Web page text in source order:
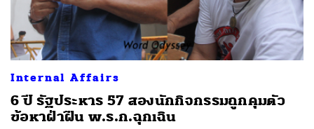
Internal Affairs
6 ปี รัฐประหาร 57 สองนักกิจกรรมถูกคุมตัว
ข้อหาฝ่าฝืน พ.ร.ก.ฉุกเฉิน